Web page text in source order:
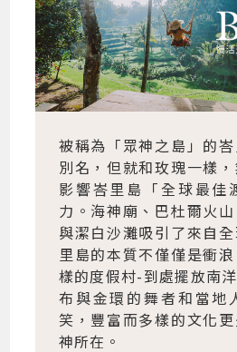
被稱為「眾神之島」的
別名，但就和玫瑰一樣
影響峇里島「全球最佳
力。海神廟、巴杜爾火
與潔白沙灘吸引了來自
里島的本質不僅僅是衝
樣的度假村-到處擺放南
布與金環的舞者和當地
笑，豐富而多樣的文化
神所在。